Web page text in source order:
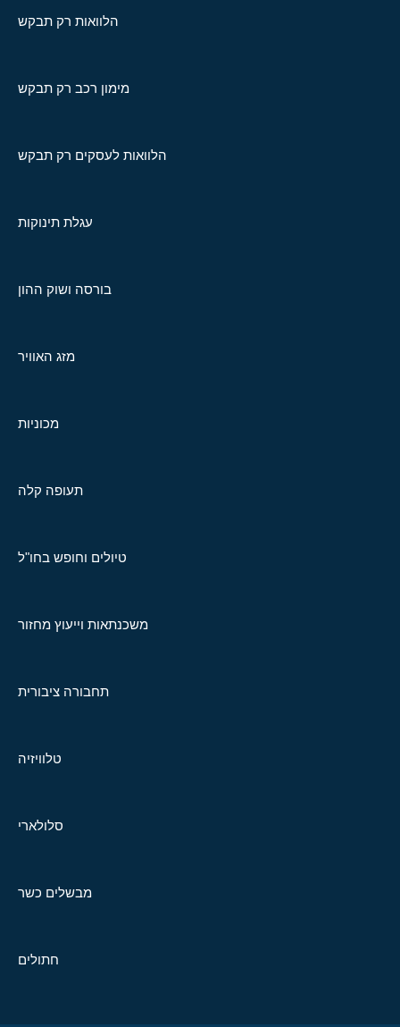
הלוואות רק תבקש
מימון רכב רק תבקש
הלוואות לעסקים רק תבקש
עגלת תינוקות
בורסה ושוק ההון
מזג האוויר
מכוניות
תעופה קלה
טיולים וחופש בחו"ל
משכנתאות וייעוץ מחזור
תחבורה ציבורית
טלוויזיה
סלולארי
מבשלים כשר
חתולים